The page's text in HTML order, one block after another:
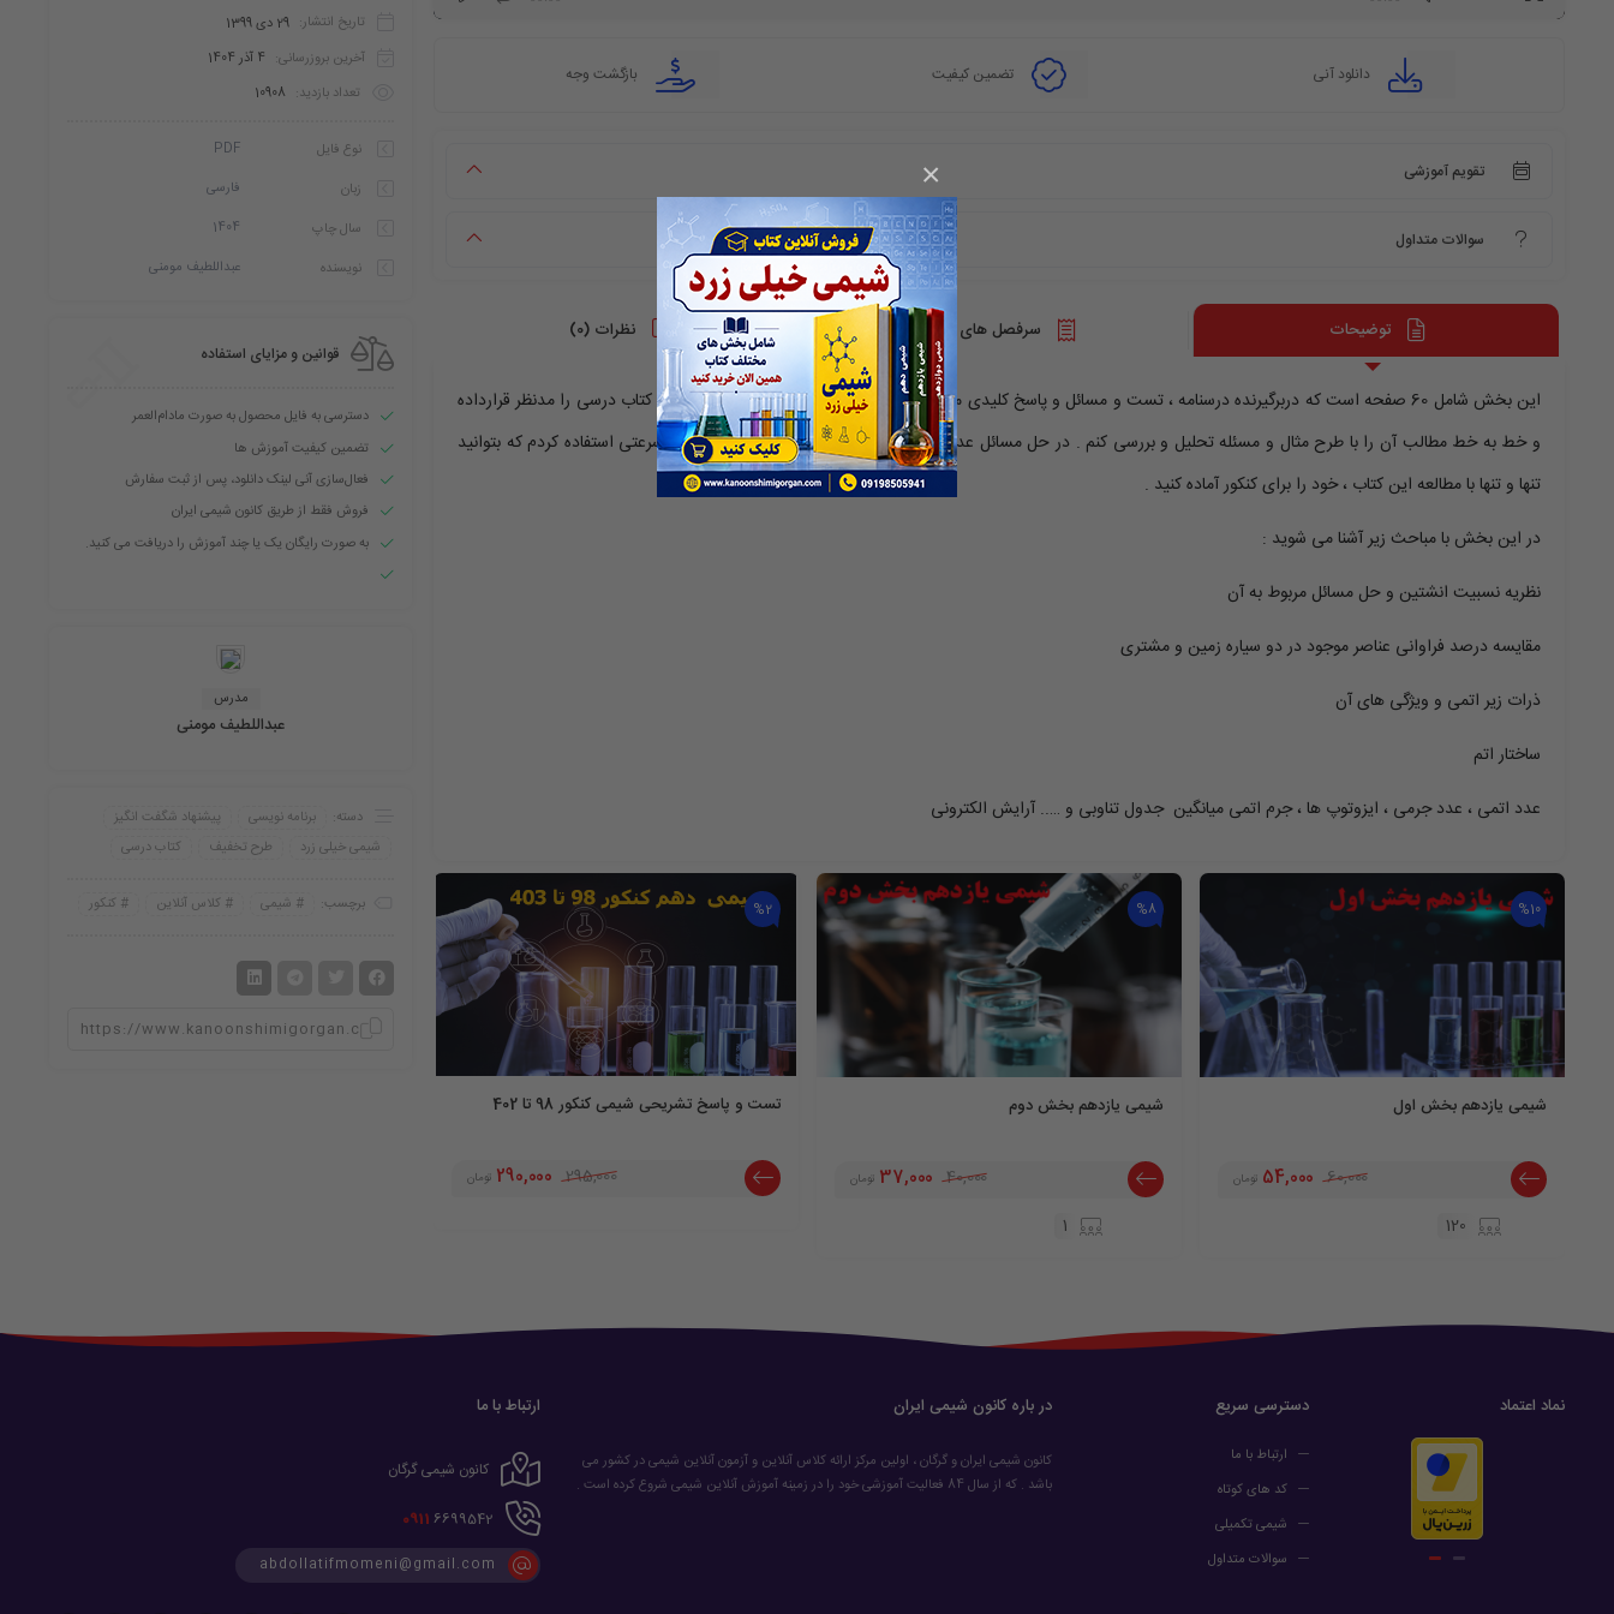
×
دانلود آنی تضمین کیفیت بازگشت وجه
تقویم آموزشی
سوالات متداول
توضیحات سرفصل های دوره نظرات (0)
این بخش شامل 60 صفحه است که دربرگیرنده درسنامه ، تست و مسائل و پاسخ کلیدی می باشد . سعی کردم که در تالیف این بخش ، کتاب درسی را مدنظر قرارداده
و خط به خط مطالب آن را با طرح مثال و مسئله تحلیل و بررسی کنم . در حل مسائل عددی از جمله استوکیومتری فقط از دو تکنیک سرعتی استفاده کردم که بتوانید
تنها و تنها با مطالعه این کتاب ، خود را برای کنکور آماده کنید .
در این بخش با مباحث زیر آشنا می شوید :
نظریه نسبیت انشتین و حل مسائل مربوط به آن
مقایسه درصد فراوانی عناصر موجود در دو سیاره زمین و مشتری
ذرات زیر اتمی و ویژگی های آن
ساختار اتم
عدد اتمی ، عدد جرمی ، ایزوتوپ ها ، جرم اتمی میانگین جدول تناوبی و ….. آرایش الکترونی
%10
شیمی یازدهم بخش اول
60,000
54,000 تومان
120
%8
شیمی یازدهم بخش دوم
40,000
37,000 تومان
1
%2
تست و پاسخ تشریحی شیمی کنکور 98 تا 402
295,000
290,000 تومان
تاریخ انتشار: 29 دی 1399
آخرین بروزرسانی: 4 آذر 1404
تعداد بازدید: 10908
نوع فایل
PDF
زبان
فارسی
سال چاپ
1404
نویسنده
عبداللطیف مومنی
قوانین و مزایای استفاده
دسترسی به فایل محصول به صورت مادام‌العمر
تضمین کیفیت آموزش ها
فعال‌سازی آنی لینک دانلود، پس از ثبت سفارش
فروش فقط از طریق کانون شیمی ایران
به صورت رایگان یک یا چند آموزش را دریافت می کنید.
مدرس
عبداللطیف مومنی
دسته: برنامه نویسی
پیشنهاد شگفت انگیز
شیمی خیلی زرد
طرح تخفیف کتاب درسی
برچسب: شیمی کلاس آنلاین کنکور
نماد اعتماد دسترسی سریع
ارتباط با ما
کد های کوتاه
شیمی تکمیلی
سوالات متداول
در باره کانون شیمی ایران
کانون شیمی ایران و گرگان ، اولین مرکز ارائه کلاس آنلاین و آزمون آنلاین شیمی در کشور می
باشد . که از سال 84 فعالیت آموزشی خود را در زمینه آموزش آنلاین شیمی شروع کرده است .
ارتباط با ما
کانون شیمی گرگان
0911 6699542
abdollatifmomeni@gmail.com